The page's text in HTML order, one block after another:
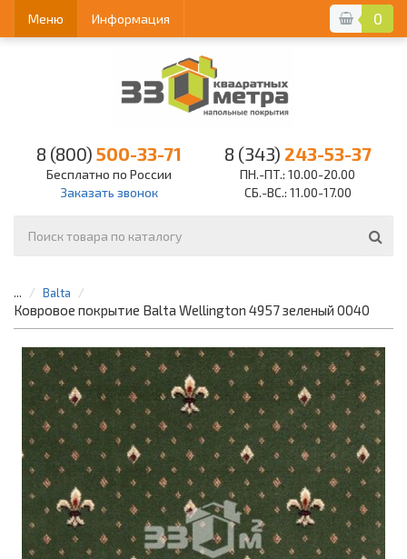
0
Меню Информация
8 (800) 500-33-71
Бесплатно по России
Заказать звонок
8 (343) 243-53-37
ПН.-ПТ.: 10.00-20.00
СБ.-ВС.: 11.00-17.00
... Balta
Ковровое покрытие Balta Wellington 4957 зеленый 0040